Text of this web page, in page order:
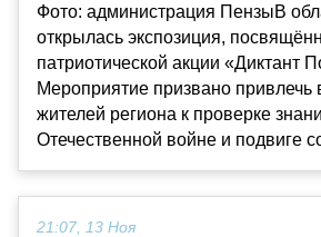
Фото: администрация ПензыВ
открылась экспозиция,
патриотической акции «Диктант
Мероприятие призвано привлечь
жителей региона к проверке
Отечественной войне и подвиге
21:07, 13 Ноя